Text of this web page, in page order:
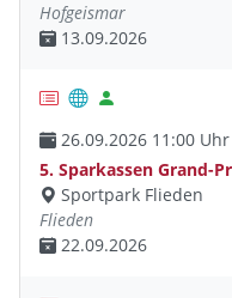
Hofgeismar
13.09.2026
26.09.2026 11:00
5. Sparkassen Grand-
Sportpark Flieden
Flieden
22.09.2026